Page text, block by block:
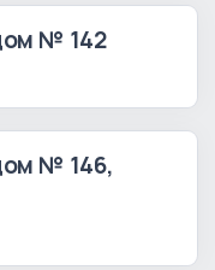
№ 142
№ 146,